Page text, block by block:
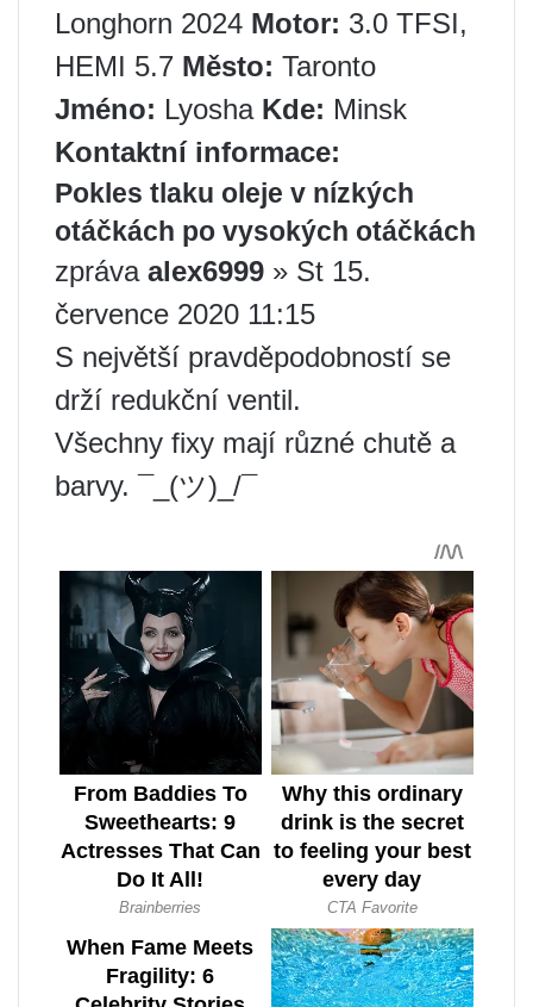
Longhorn 2024 Motor: 3.0 TFSI,
HEMI 5.7 Město: Taronto
Jméno: Lyosha Kde: Minsk
Kontaktní informace:
Pokles tlaku oleje v nízkých
otáčkách po vysokých otáčkách
zpráva alex6999 » St 15.
července 2020 11:15
S největší pravděpodobností se
drží redukční ventil.
Všechny fixy mají různé chutě a
barvy. ¯_(ツ)_/¯